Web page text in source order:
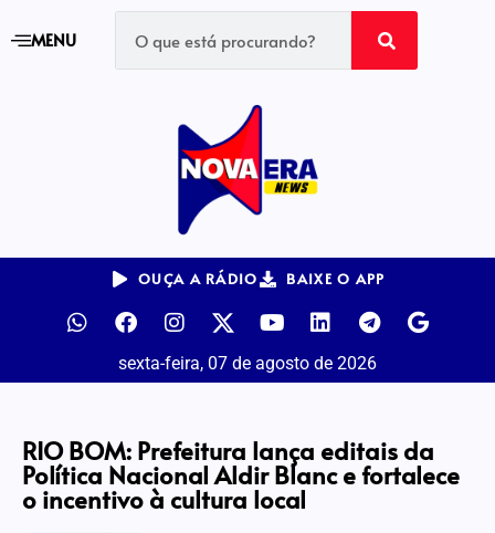
MENU
OUÇA A RÁDIO BAIXE O APP
sexta-feira, 07 de agosto de 2026
RIO BOM: Prefeitura lança editais da
Política Nacional Aldir Blanc e fortalece
o incentivo à cultura local